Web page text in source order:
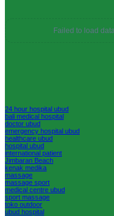
Failed to load
24 hour hospital ubud
bali medical hospital
doctor ubud
emergency hospital ubud
healthcare ubud
hospital ubud
international patient
Jimbaran Beach
kenak medika
massage
massage sport
medical centre ubud
sport massage
toko outdoor
ubud hospital